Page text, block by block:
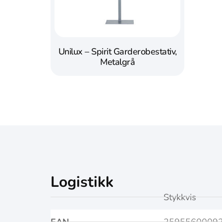
Unilux – Spirit Garderobestativ,
Metalgrå
Logistikk
Stykkvis